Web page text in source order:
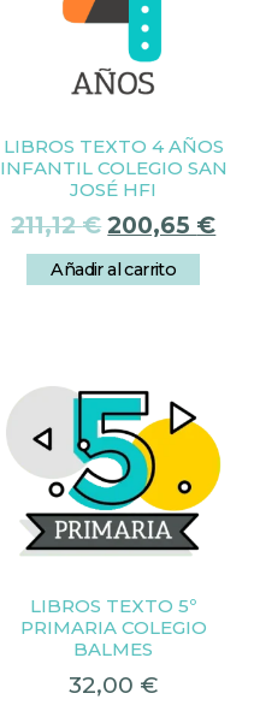
LIBROS TEXTO 4 AÑOS
INFANTIL COLEGIO SAN
JOSÉ HFI
211,12€ 200,65 €
Añadir al carrito
LIBROS TEXTO 5º
PRIMARIA COLEGIO
BALMES
32,00 €